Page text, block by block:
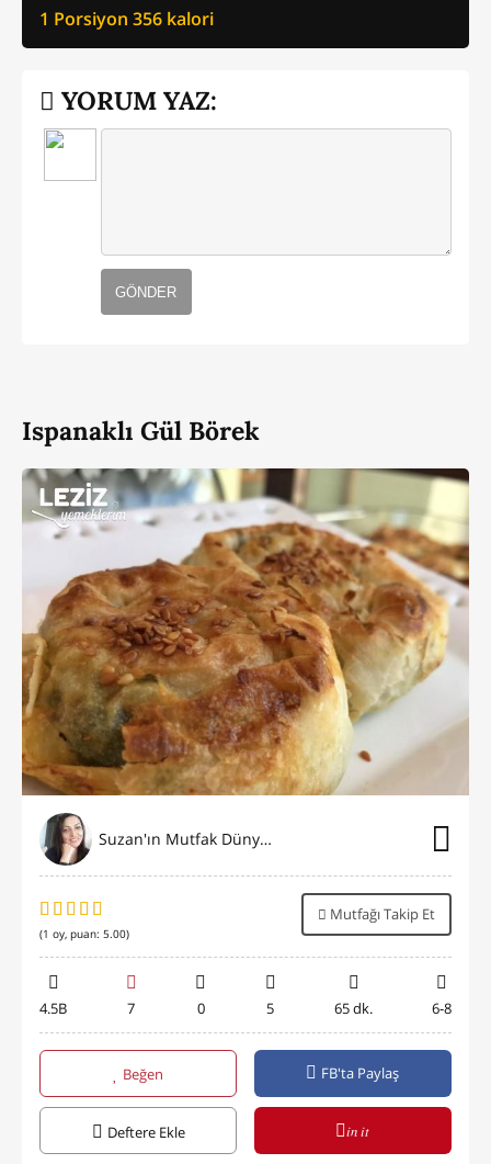
1 Porsiyon 356 kalori
YORUM YAZ:
GÖNDER
Ispanaklı Gül Börek
Suzan'ın Mutfak Dünyası
(1 oy, puan: 5.00)
Mutfağı Takip Et
4.5B 7 0 5 65 dk. 6-8
Beğen FB'ta Paylaş
Deftere Ekle in it